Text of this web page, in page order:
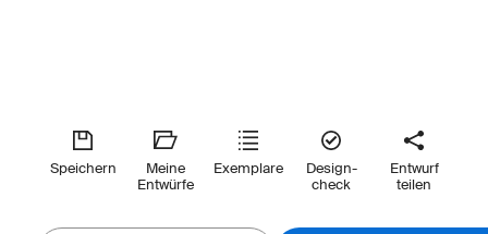
Speichern
Meine
Entwürfe
Exemplare
Design-
check
Entwurf
teilen